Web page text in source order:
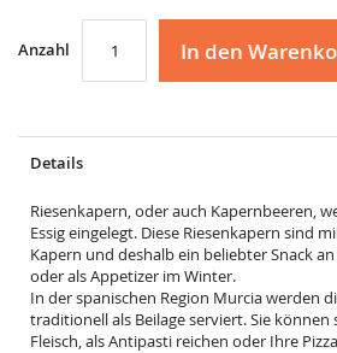
Anzahl In den
Details
Riesenkapern, oder auch Kapernbeeren,
Essig eingelegt. Diese Riesenkapern sind
Kapern und deshalb ein beliebter Snack
oder als Appetizer im Winter.
In der spanischen Region Murcia werden
traditionell als Beilage serviert. Sie können
Fleisch, als Antipasti reichen oder Ihre